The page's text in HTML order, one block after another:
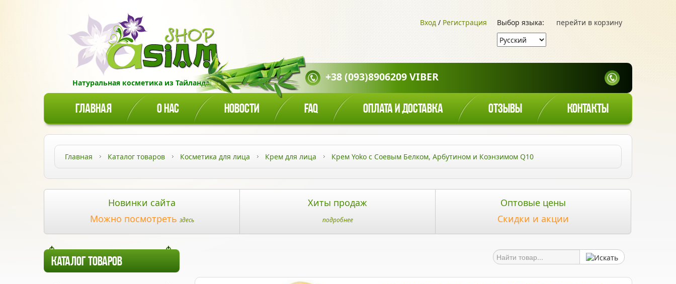
Натуральная косметика из Тайланда!
перейти в корзину
Выбор языка:
Вход / Регистрация
+38 (093)8906209 VIBER
ГЛАВНАЯ О НАС НОВОСТИ FAQ ОПЛАТА И ДОСТАВКА ОТЗЫВЫ КОНТАКТЫ
Главная Каталог товаров Косметика для лица Крем для лица Крем Yoko с Соевым Белком, Арбутином и Коэнзимом Q10
Новинки сайта
Можно посмотреть здесь
Хиты продаж
подробнее
Оптовые цены
Скидки и акции
КАТАЛОГ ТОВАРОВ